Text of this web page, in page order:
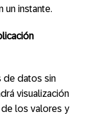
un instante.
de datos sin
visualización
los valores y